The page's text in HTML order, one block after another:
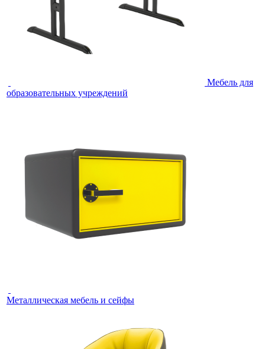
Мебель для
образовательных учреждений
Металлическая мебель и сейфы